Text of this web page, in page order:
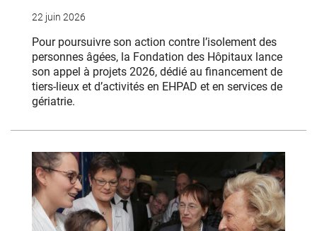
22 juin 2026
Pour poursuivre son action contre l’isolement des
personnes âgées, la Fondation des Hôpitaux lance
son appel à projets 2026, dédié au financement de
tiers-lieux et d’activités en EHPAD et en services de
gériatrie.